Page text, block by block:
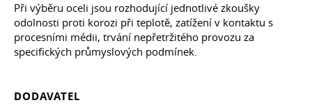
Při výběru oceli jsou rozhodující jednotlivé zkoušky
odolnosti proti korozi při teplotě, zatížení v kontaktu s
procesními médii, trvání nepřetržitého provozu za
specifických průmyslových podmínek.
DODAVATEL